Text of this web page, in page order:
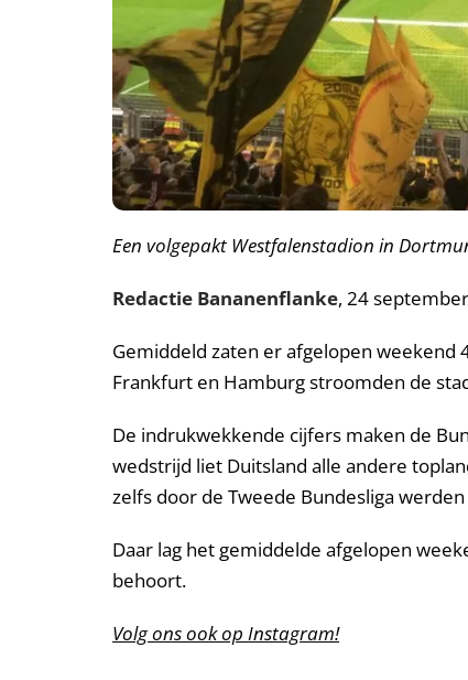
Een volgepakt Westfalenstadion in
Redactie Bananenflanke, 24
Gemiddeld zaten er afgelopen weekend
Frankfurt en Hamburg stroomden de
De indrukwekkende cijfers maken de
wedstrijd liet Duitsland alle andere
zelfs door de Tweede Bundesliga
Daar lag het gemiddelde afgelopen
behoort.
Volg ons ook op Instagram!